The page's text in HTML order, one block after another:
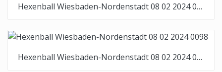
Hexenball Wiesbaden-Nordenstadt 08 02 2024 0097
Hexenball Wiesbaden-Nordenstadt 08 02 2024 0098